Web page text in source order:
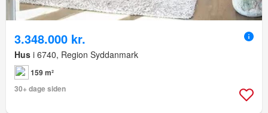
3.348.000 kr.
Hus i 6740, Region Syddanmark
159 m²
30+ dage siden